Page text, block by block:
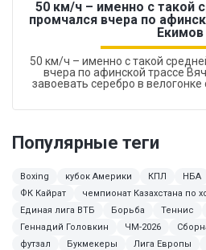
50 км/ч – именно с такой
промчался вчера по
Екимов
50 км/ч – именно с такой
вчера по афинской трассе
завоевать серебро в
Популярные теги
Boxing кубок Америки КПЛ НБА
ФК Кайрат
чемпионат Казахстана по
Единая лига ВТБ
Борьба Теннис
Геннадий Головкин
ЧМ-2026
футзал
Букмекеры Лига Европы